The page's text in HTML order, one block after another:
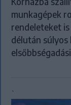
munkagépek
rendeleteket
délután
`